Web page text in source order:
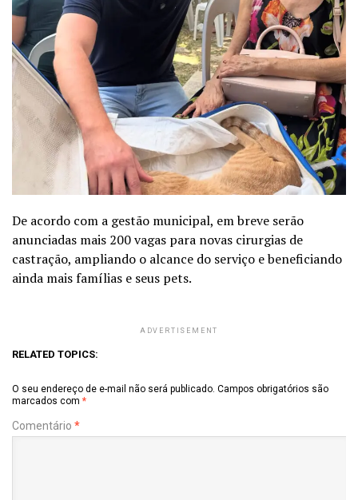
De acordo com a gestão municipal, em breve serão
anunciadas mais 200 vagas para novas cirurgias de
castração, ampliando o alcance do serviço e beneficiando
ainda mais famílias e seus pets.
ADVERTISEMENT
RELATED TOPICS:
O seu endereço de e-mail não será publicado. Campos obrigatórios são
marcados com *
Comentário *